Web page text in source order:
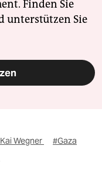
Finden Sie
unterstützen Sie
Wegner
#Gaza